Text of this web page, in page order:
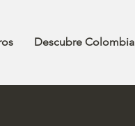
Descubre Colombia